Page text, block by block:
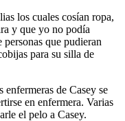
los cuales cosían ropa,
y que yo no podía
que pudieran
para su silla de
enfermeras de Casey se
en enfermera. Varias
el pelo a Casey.